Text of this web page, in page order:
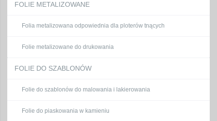
FOLIE METALIZOWANE
Folia metalizowana odpowiednia dla ploterów tnących
Folie metalizowane do drukowania
FOLIE DO SZABLONÓW
Folie do szablonów do malowania i lakierowania
Folie do piaskowania w kamieniu